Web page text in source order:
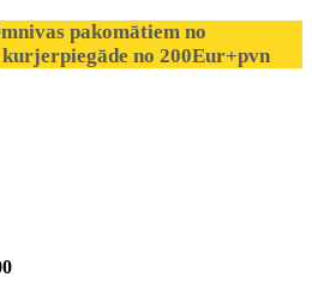
pakomātiem no
no 200Eur+pvn